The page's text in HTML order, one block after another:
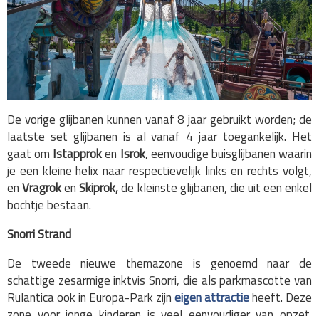
De vorige glijbanen kunnen vanaf 8 jaar gebruikt worden; de
laatste set glijbanen is al vanaf 4 jaar toegankelijk. Het
gaat om Istapproken Isrok, eenvoudige buisglijbanen waarin
je een kleine helix naar respectievelijk links en rechts volgt,
enVragrokenSkiprok,de kleinste glijbanen, die uit een enkel
bochtje bestaan.
Snorri Strand
De tweede nieuwe themazone is genoemd naar de
schattige zesarmige inktvis Snorri, die als parkmascotte van
Rulantica ook in Europa-Park zijneigen attractieheeft. Deze